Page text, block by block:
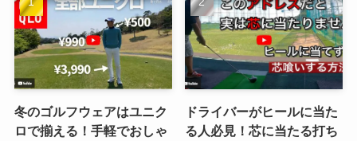
冬のゴルフウェアはユニク
ロで揃える！手軽でおしゃ
ドライバーがヒールに当た
る人必見！芯に当たる打ち